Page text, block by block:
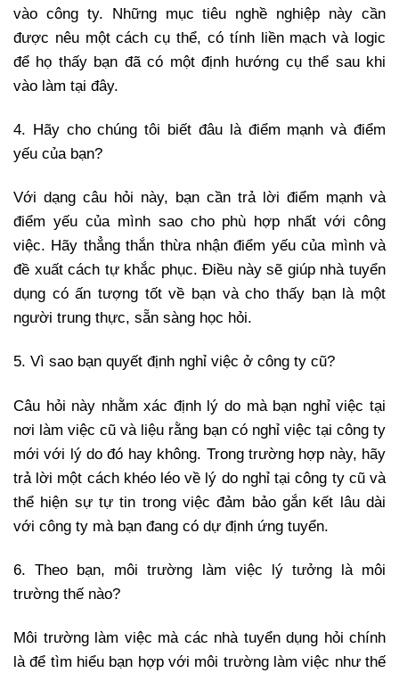
vào công ty. Những mục tiêu nghề nghiệp này cần
được nêu một cách cụ thể, có tính liền mạch và logic
để họ thấy bạn đã có một định hướng cụ thể sau khi
vào làm tại đây.
4. Hãy cho chúng tôi biết đâu là điểm mạnh và điểm
yếu của bạn?
Với dạng câu hỏi này, bạn cần trả lời điểm mạnh và
điểm yếu của mình sao cho phù hợp nhất với công
việc. Hãy thẳng thắn thừa nhận điểm yếu của mình và
đề xuất cách tự khắc phục. Điều này sẽ giúp nhà tuyển
dụng có ấn tượng tốt về bạn và cho thấy bạn là một
người trung thực, sẵn sàng học hỏi.
5. Vì sao bạn quyết định nghỉ việc ở công ty cũ?
Câu hỏi này nhằm xác định lý do mà bạn nghỉ việc tại
nơi làm việc cũ và liệu rằng bạn có nghỉ việc tại công ty
mới với lý do đó hay không. Trong trường hợp này, hãy
trả lời một cách khéo léo về lý do nghỉ tại công ty cũ và
thể hiện sự tự tin trong việc đảm bảo gắn kết lâu dài
với công ty mà bạn đang có dự định ứng tuyển.
6. Theo bạn, môi trường làm việc lý tưởng là môi
trường thế nào?
Môi trường làm việc mà các nhà tuyển dụng hỏi chính
là để tìm hiểu bạn hợp với môi trường làm việc như thế